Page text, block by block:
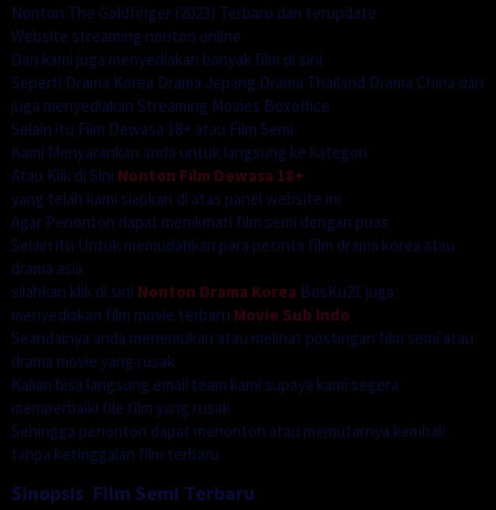
Nonton The Goldfinger (2023) Terbaru dan terupdate
Website streaming nonton online
Dan kami juga menyediakan banyak film di sini
Seperti Drama Korea Drama Jepang Drama Thailand Drama China dan
juga menyediakan Streaming Movies Boxoffice
Selain itu Film Dewasa 18+ atau Film Semi
Kami Menyarankan anda untuk langsung ke kategori
Atau Klik di Sini Nonton Film Dewasa 18+
yang telah kami siapkan di atas panel website ini
Agar Penonton dapat menikmati film semi dengan puas
Selain itu Untuk memudahkan para pecinta film drama korea atau
drama asia
silahkan klik di sini Nonton Drama Korea BosKu21 juga
menyediakan film movie terbaru Movie Sub Indo
Seandainya anda menemukan atau melihat postingan film semi atau
drama movie yang rusak
Kalian bisa langsung email team kami supaya kami segera
memperbaiki file film yang rusak
Sehingga penonton dapat menonton atau memutarnya kembali
tanpa ketinggalan film terbaru
Sinopsis Film Semi Terbaru